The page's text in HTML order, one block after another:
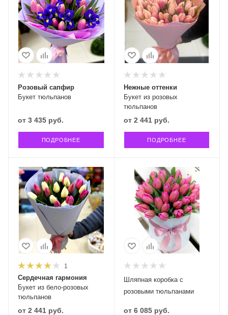
Букет тюльпанов
Розовый сапфир
от 3 435 руб.
ПОДРОБНЕЕ
Букет из розовых
тюльпанов
Нежные оттенки
от 2 441 руб.
ПОДРОБНЕЕ
1
Букет из бело-розовых
тюльпанов
Сердечная гармония
от 2 441 руб.
Шляпная коробка с
розовыми тюльпанами
от 6 085 руб.